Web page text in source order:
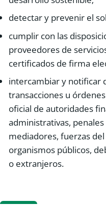
detectar y prevenir el
cumplir con las
proveedores de
certificados de firma
intercambiar y notificar
transacciones u
oficial de autoridades
administrativas,
mediadores, fuerzas
organismos públicos,
o extranjeros.